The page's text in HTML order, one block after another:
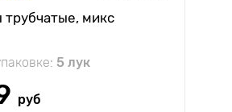
трубчатые, микс
5 лук
руб